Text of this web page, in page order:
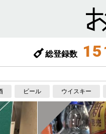
総登録数
ビール ウイスキー